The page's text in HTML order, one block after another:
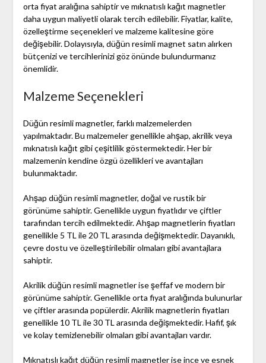
orta fiyat aralığına sahiptir ve mıknatıslı kağıt magnetler
daha uygun maliyetli olarak tercih edilebilir. Fiyatlar, kalite,
özelleştirme seçenekleri ve malzeme kalitesine göre
değişebilir. Dolayısıyla, düğün resimli magnet satın alırken
bütçenizi ve tercihlerinizi göz önünde bulundurmanız
önemlidir.
Malzeme Seçenekleri
Düğün resimli magnetler, farklı malzemelerden
yapılmaktadır. Bu malzemeler genellikle ahşap, akrilik veya
mıknatıslı kağıt gibi çeşitlilik göstermektedir. Her bir
malzemenin kendine özgü özellikleri ve avantajları
bulunmaktadır.
Ahşap düğün resimli magnetler, doğal ve rustik bir
görünüme sahiptir. Genellikle uygun fiyatlıdır ve çiftler
tarafından tercih edilmektedir. Ahşap magnetlerin fiyatları
genellikle 5 TL ile 20 TL arasında değişmektedir. Dayanıklı,
çevre dostu ve özelleştirilebilir olmaları gibi avantajlara
sahiptir.
Akrilik düğün resimli magnetler ise şeffaf ve modern bir
görünüme sahiptir. Genellikle orta fiyat aralığında bulunurlar
ve çiftler arasında popülerdir. Akrilik magnetlerin fiyatları
genellikle 10 TL ile 30 TL arasında değişmektedir. Hafif, şık
ve kolay temizlenebilir olmaları gibi avantajları vardır.
Mıknatıslı kağıt düğün resimli magnetler ise ince ve esnek